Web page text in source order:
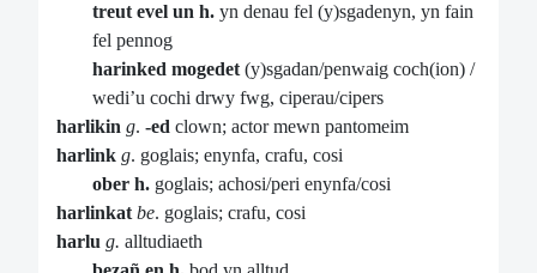
treut evel un h. yn denau fel (y)sgadenyn, yn fain
fel pennog
harinked mogedet (y)sgadan/penwaig coch(ion) /
wedi’u cochi drwy fwg, ciperau/cipers
harlikin g. -ed clown; actor mewn pantomeim
harlink g. goglais; enynfa, crafu, cosi
ober h. goglais; achosi/peri enynfa/cosi
harlinkat be. goglais; crafu, cosi
harlu g. alltudiaeth